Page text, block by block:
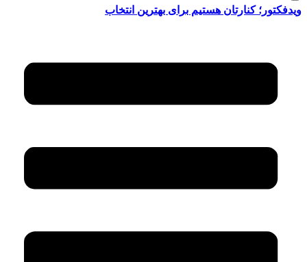
ویدفکتور؛ کنارتان هستیم برای بهترین انتخاب